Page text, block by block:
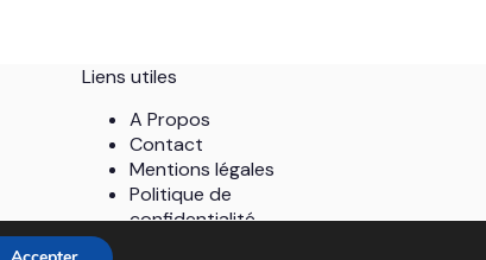
Liens utiles
A Propos
Contact
Mentions légales
Politique de
confidentialité